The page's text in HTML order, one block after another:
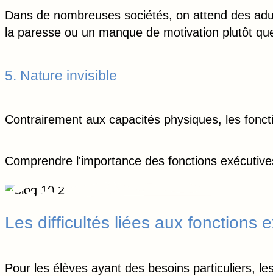
Dans de nombreuses sociétés, on attend des
la paresse ou un manque de motivation plutôt
5. Nature invisible
Contrairement aux capacités physiques, les
Comprendre l'importance des fonctions
Les difficultés liées aux fonctions
Pour les élèves ayant des besoins particuliers,